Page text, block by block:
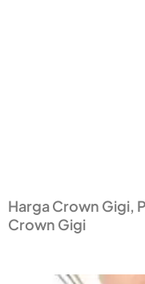
Harga Crown Gigi,
Crown Gigi